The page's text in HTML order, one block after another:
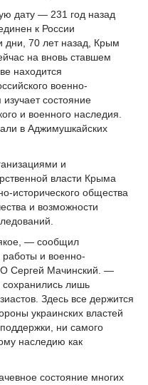
дату — 231 год назад
к России
дни, 70 лет назад, Крым
на вновь ставшем
находится
военно-
состояние
и военного наследия.
в Аджимушкайских
и
власти Крыма
исторического общества
и возможности
— сообщил
и военно-
Сергей Мачинский. —
лишь
Здесь все держится
украинских властей
ни самого
наследию как
состояние многих